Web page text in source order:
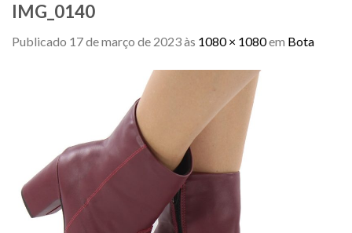
IMG_0140
Publicado 17 de março de 2023às 1080 × 1080em Bota